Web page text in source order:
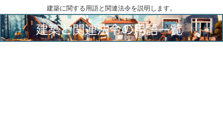
建築に関する用語と関連法令を説明します。